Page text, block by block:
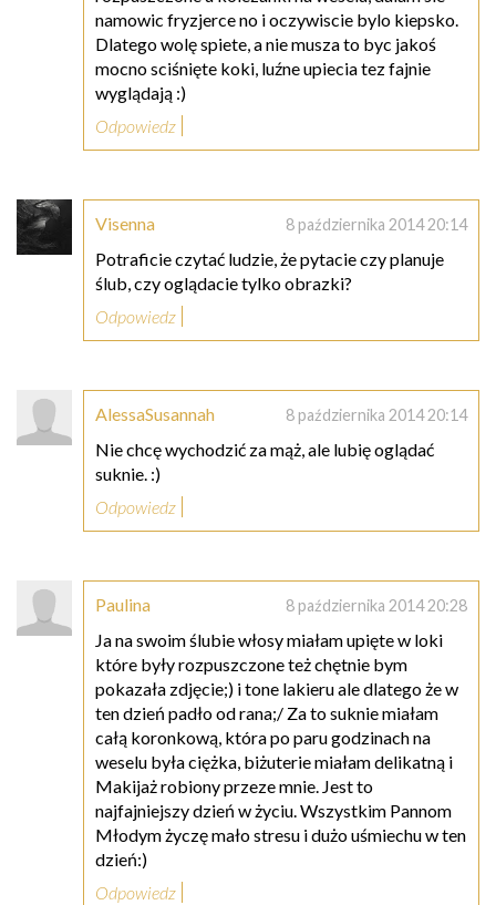
namowic fryzjerce no i oczywiscie bylo kiepsko.
Dlatego wolę spiete, a nie musza to byc jakoś
mocno sciśnięte koki, luźne upiecia tez fajnie
wyglądają :)
Odpowiedz
Visenna 8 października 2014 20:14
Potraficie czytać ludzie, że pytacie czy planuje
ślub, czy oglądacie tylko obrazki?
Odpowiedz
AlessaSusannah 8 października 2014 20:14
Nie chcę wychodzić za mąż, ale lubię oglądać
suknie. :)
Odpowiedz
Paulina 8 października 2014 20:28
Ja na swoim ślubie włosy miałam upięte w loki
które były rozpuszczone też chętnie bym
pokazała zdjęcie;) i tone lakieru ale dlatego że w
ten dzień padło od rana;/ Za to suknie miałam
całą koronkową, która po paru godzinach na
weselu była ciężka, biżuterie miałam delikatną i
Makijaż robiony przeze mnie. Jest to
najfajniejszy dzień w życiu. Wszystkim Pannom
Młodym życzę mało stresu i dużo uśmiechu w ten
dzień:)
Odpowiedz